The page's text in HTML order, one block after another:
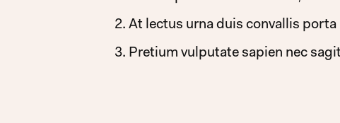
At lectus urna duis convallis porta
Pretium vulputate sapien nec